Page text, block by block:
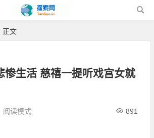
正文
惨生活 慈禧一提听戏宫女就
891
阅读模式